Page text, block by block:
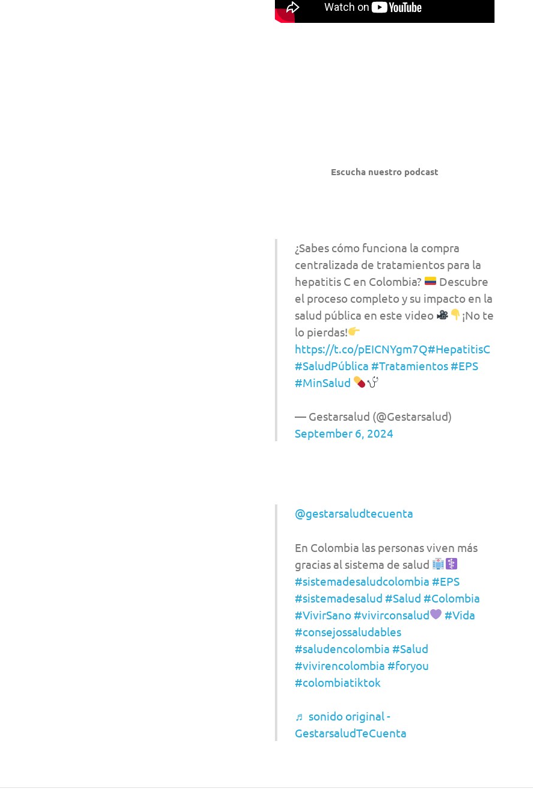
Escucha nuestro podcast
¿Sabes cómo funciona la compra
centralizada de tratamientos para la
hepatitis C en Colombia?
Descubre
el proceso completo y su impacto en la
salud pública en este video
¡No te
lo pierdas!
https://t.co/pEICNYgm7Q#HepatitisC
#SaludPública #Tratamientos #EPS
#MinSalud
— Gestarsalud (@Gestarsalud)
September 6, 2024
@gestarsaludtecuenta
En Colombia las personas viven más
gracias al sistema de salud
#sistemadesaludcolombia #EPS
#sistemadesalud #Salud #Colombia
#VivirSano #vivirconsalud
#Vida
#consejossaludables
#saludencolombia #Salud
#vivirencolombia #foryou
#colombiatiktok
♬ sonido original -
GestarsaludTeCuenta